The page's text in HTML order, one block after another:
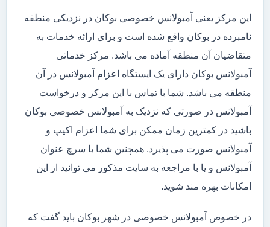
این مرکز یعنی آمبولانس خصوصی بوکان در نزدیکی منطقه
نامبرده در بوکان واقع شده است و برای ارائه خدمات به
متقاضیان آن منطقه آماده می باشد. مرکز خدماتی
آمبولانس بوکان دارای یک ایستگاه اعزام آمبولانس در آن
منطقه می باشد. شما با تماس با این مرکز و درخواست
آمبولانس در صورتی که نزدیک به آمبولانس خصوصی بوکان
باشید در کمترین زمان ممکن برای شما اعزام اکیپ و
آمبولانس صورت می پذیرد. همچنین شما با سرچ عنوان
آمبولانس و یا با مراجعه به سایت مذکور می توانید از این
امکانات بهره مند شوید.
در خصوص آمبولانس خصوصی در شهر بوکان باید گفت که